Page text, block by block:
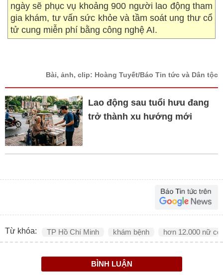
ngày sẽ phục vụ khoảng 900 người lao động tham
gia khám, tư vấn sức khỏe và tầm soát ung thư cổ
tử cung miễn phí bằng công nghệ AI.
Bài, ảnh, clip: Hoàng Tuyết/Báo Tin tức và Dân tộc
Lao động sau tuổi hưu đang
trở thành xu hướng mới
Từ khóa: TP Hồ Chí Minh khám bệnh hơn 12.000 nữ
BÌNH LUẬN